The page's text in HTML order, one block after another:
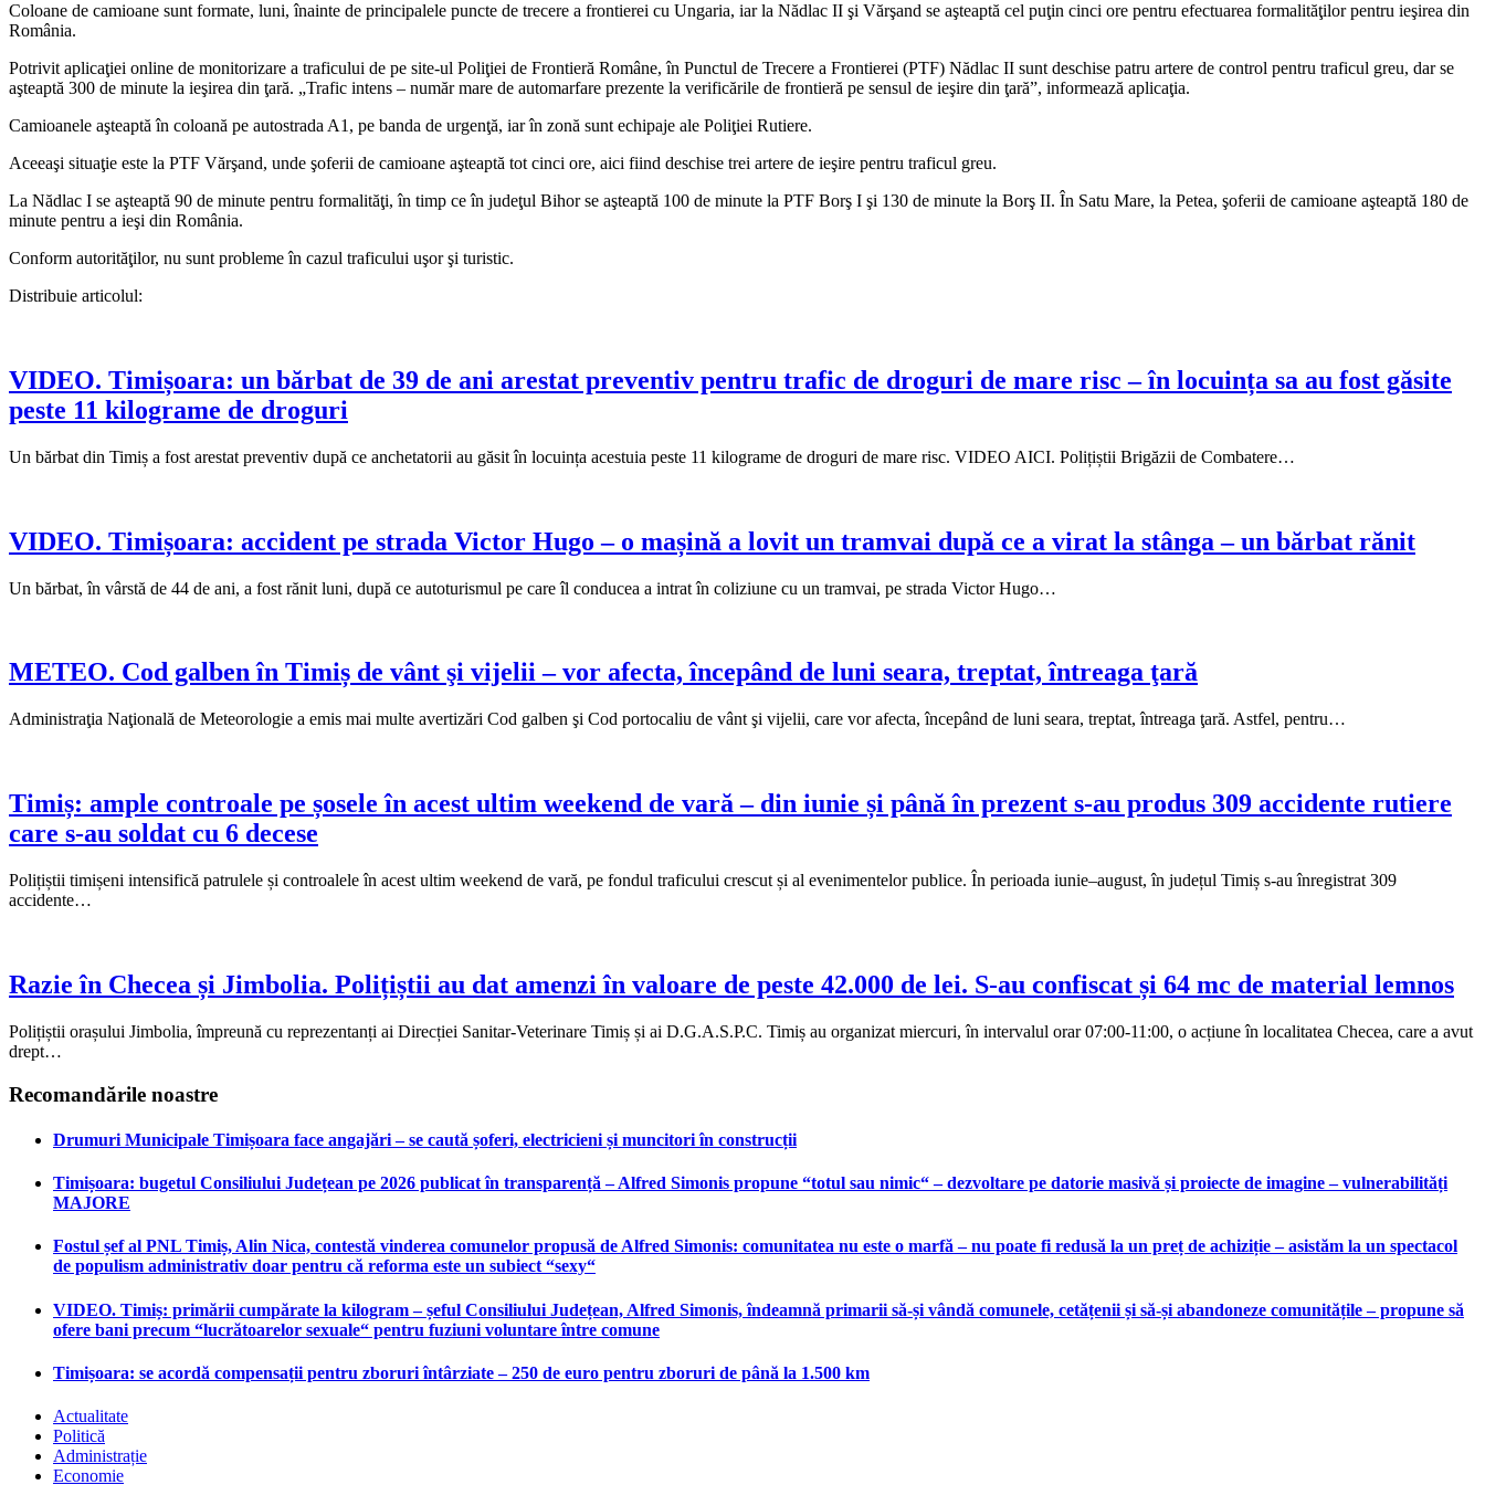
Coloane de camioane sunt formate, luni, înainte de principalele puncte de trecere a frontierei cu Ungaria, iar la Nădlac II şi Vărşand se aşteaptă cel puţin cinci ore pentru efectuarea formalităţilor pentru ieşirea din
România.
Potrivit aplicaţiei online de monitorizare a traficului de pe site-ul Poliţiei de Frontieră Române, în Punctul de Trecere a Frontierei (PTF) Nădlac II sunt deschise patru artere de control pentru traficul greu, dar se
aşteaptă 300 de minute la ieşirea din ţară. „Trafic intens – număr mare de automarfare prezente la verificările de frontieră pe sensul de ieşire din ţară”, informează aplicaţia.
Camioanele aşteaptă în coloană pe autostrada A1, pe banda de urgenţă, iar în zonă sunt echipaje ale Poliţiei Rutiere.
Aceeaşi situaţie este la PTF Vărşand, unde şoferii de camioane aşteaptă tot cinci ore, aici fiind deschise trei artere de ieşire pentru traficul greu.
La Nădlac I se aşteaptă 90 de minute pentru formalităţi, în timp ce în judeţul Bihor se aşteaptă 100 de minute la PTF Borş I şi 130 de minute la Borş II. În Satu Mare, la Petea, şoferii de camioane aşteaptă 180 de
minute pentru a ieşi din România.
Conform autorităţilor, nu sunt probleme în cazul traficului uşor şi turistic.
Distribuie articolul:
VIDEO. Timișoara: un bărbat de 39 de ani arestat preventiv pentru trafic de droguri de mare risc – în locuința sa au fost găsite
peste 11 kilograme de droguri
Un bărbat din Timiș a fost arestat preventiv după ce anchetatorii au găsit în locuința acestuia peste 11 kilograme de droguri de mare risc. VIDEO AICI. Polițiștii Brigăzii de Combatere…
VIDEO. Timișoara: accident pe strada Victor Hugo – o mașină a lovit un tramvai după ce a virat la stânga – un bărbat rănit
Un bărbat, în vârstă de 44 de ani, a fost rănit luni, după ce autoturismul pe care îl conducea a intrat în coliziune cu un tramvai, pe strada Victor Hugo…
METEO. Cod galben în Timiș de vânt şi vijelii – vor afecta, începând de luni seara, treptat, întreaga ţară
Administraţia Naţională de Meteorologie a emis mai multe avertizări Cod galben şi Cod portocaliu de vânt şi vijelii, care vor afecta, începând de luni seara, treptat, întreaga ţară. Astfel, pentru…
Timiș: ample controale pe șosele în acest ultim weekend de vară – din iunie și până în prezent s-au produs 309 accidente rutiere
care s-au soldat cu 6 decese
Polițiștii timișeni intensifică patrulele și controalele în acest ultim weekend de vară, pe fondul traficului crescut și al evenimentelor publice. În perioada iunie–august, în județul Timiș s-au înregistrat 309
accidente…
Razie în Checea și Jimbolia. Polițiștii au dat amenzi în valoare de peste 42.000 de lei. S-au confiscat și 64 mc de material lemnos
Polițiștii orașului Jimbolia, împreună cu reprezentanți ai Direcției Sanitar-Veterinare Timiș și ai D.G.A.S.P.C. Timiș au organizat miercuri, în intervalul orar 07:00-11:00, o acțiune în localitatea Checea, care a avut
drept…
Recomandările noastre
Drumuri Municipale Timișoara face angajări – se caută șoferi, electricieni și muncitori în construcții
Timișoara: bugetul Consiliului Județean pe 2026 publicat în transparență – Alfred Simonis propune “totul sau nimic“ – dezvoltare pe datorie masivă și proiecte de imagine – vulnerabilități
MAJORE
Fostul șef al PNL Timiș, Alin Nica, contestă vinderea comunelor propusă de Alfred Simonis: comunitatea nu este o marfă – nu poate fi redusă la un preț de achiziție – asistăm la un spectacol
de populism administrativ doar pentru că reforma este un subiect “sexy“
VIDEO. Timiș: primării cumpărate la kilogram – șeful Consiliului Județean, Alfred Simonis, îndeamnă primarii să-și vândă comunele, cetățenii și să-și abandoneze comunitățile – propune să
ofere bani precum “lucrătoarelor sexuale“ pentru fuziuni voluntare între comune
Timișoara: se acordă compensații pentru zboruri întârziate – 250 de euro pentru zboruri de până la 1.500 km
Actualitate
Politică
Administrație
Economie